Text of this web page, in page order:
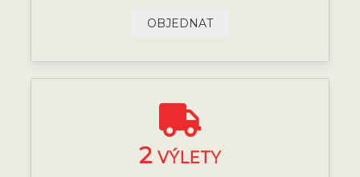
OBJEDNAT
2 VÝLETY